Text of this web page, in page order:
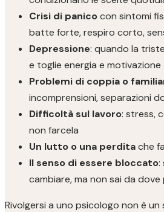
Crisi di panicocon sintomi
batte forte, respiro corto,
Depressione: quando la
e toglie energia e motivazione
Problemi di coppia o
incomprensioni, separazioni
Difficoltà sul lavoro: stress,
non farcela
Un lutto o una perditache
Il senso di essere bloccato:
cambiare, ma non sai da
Rivolgersi a uno psicologo non è un